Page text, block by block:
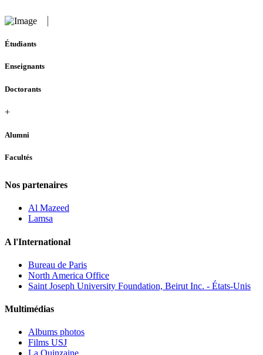
Étudiants
Enseignants
Doctorants
+
Alumni
Facultés
Nos partenaires
Al Mazeed
Lamsa
A l'International
Bureau de Paris
North America Office
Saint Joseph University Foundation, Beirut Inc. - États-Unis
Multimédias
Albums photos
Films USJ